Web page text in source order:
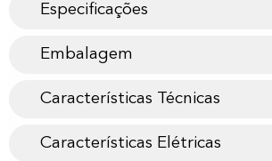
Especificações
Embalagem
Características Técnicas
Características Elétricas